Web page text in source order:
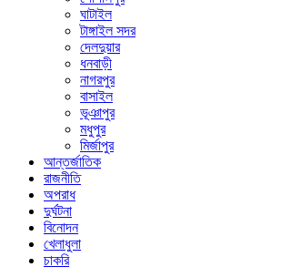
ঘাটাইল
টাঙ্গাইল সদর
দেলদুয়ার
ধনবাড়ী
নাগরপুর
বাসাইল
ভূঞাপুর
মধুপুর
মির্জাপুর
আন্তর্জাতিক
রাজনীতি
অপরাধ
দুর্ঘটনা
বিনোদন
খেলাধুলা
চাকরি